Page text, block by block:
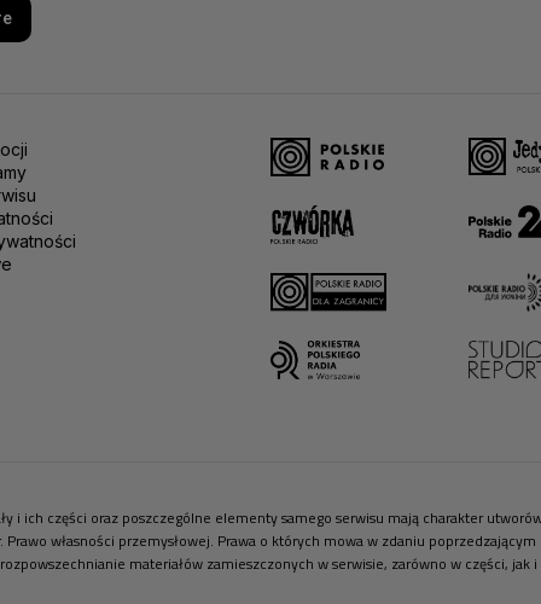
i ich części oraz poszczególne elementy samego serwisu mają charakter
własności przemysłowej. Prawa o których mowa w zdaniu
materiałów zamieszczonych w serwisie, zarówno w części,